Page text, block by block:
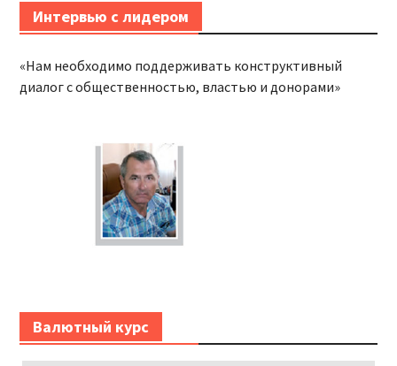
Интервью с лидером
«Нам необходимо поддерживать конструктивный
диалог с общественностью, властью и донорами»
Bалютный курс